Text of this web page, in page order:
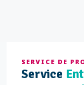
SERVICE DE
Service